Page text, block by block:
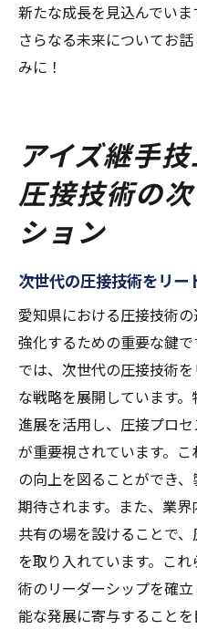
新たな成長を見込んでい
さらなる未来についてお
みに！
アイズ継手
圧接技術の
ション
次世代の圧接技術をリー
愛知県における圧接技術
強化するための重要な鍵
では、次世代の圧接技術
な戦略を展開しています
進展を活用し、圧接プロ
が重要視されています。
の向上を図ることができ
期待されます。また、業
共有の場を設けることで
を取り入れています。こ
術のリーダーシップを確
能な発展に寄与することを